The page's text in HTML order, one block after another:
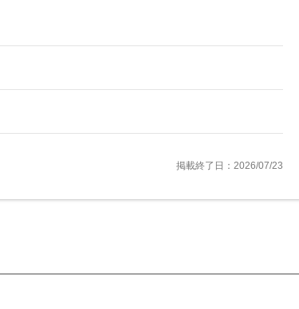
掲載終了日：2026/07/23